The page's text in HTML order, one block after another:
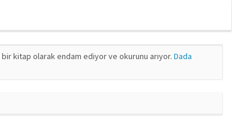
bir kitap olarak endam ediyor ve okurunu arıyor. Dada